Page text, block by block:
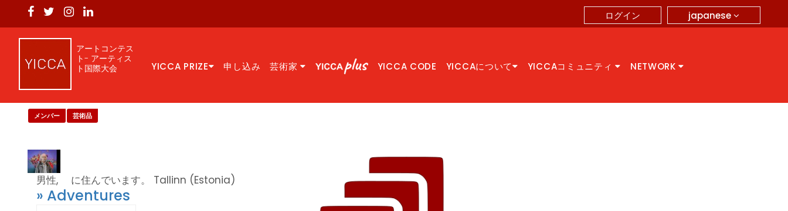
japanese
ログイン
アートコンテス
ト- アーティス
ト国際大会
YICCA PRIZE 申し込み 芸術家 YICCA CODE YICCAについて YICCAコミュニティ NETWORK
メンバー 芸術品
男性, に住んでいます。 Tallinn (Estonia)
» Adventures